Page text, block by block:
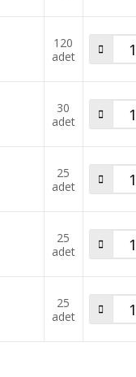
120
adet
30
adet
25
adet
25
adet
25
adet